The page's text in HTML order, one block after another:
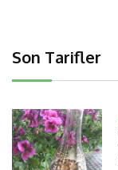
Son Tarifler